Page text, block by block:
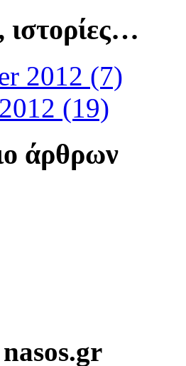
2012 (7)
(19)
άρθρων
nasos.gr